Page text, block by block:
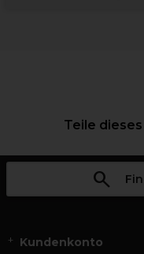
Teile
Kundenkonto